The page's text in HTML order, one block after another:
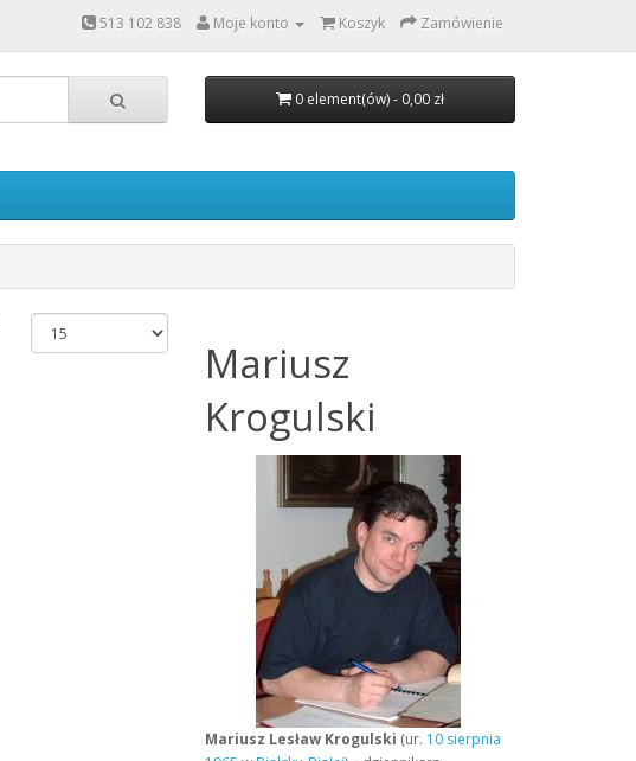
513 102 838 Moje konto Koszyk Zamówienie
0 element(ów) - 0,00 zł
Mariusz
Krogulski
Mariusz Lesław Krogulski (ur. 10 sierpnia